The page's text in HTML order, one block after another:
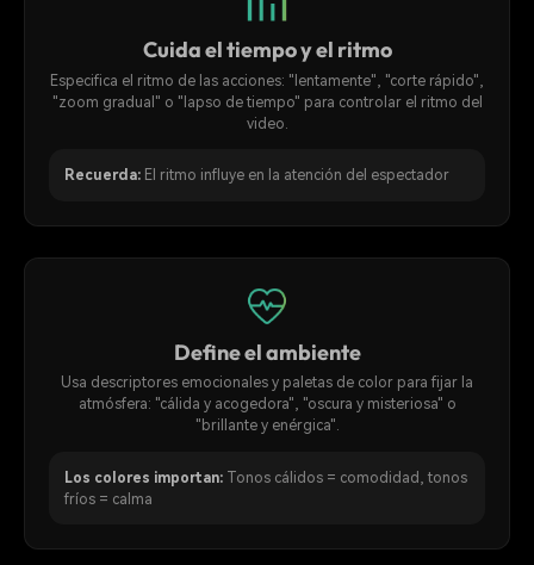
Cuida el tiempo y el ritmo
Especifica el ritmo de las acciones: "lentamente", "corte rápido",
"zoom gradual" o "lapso de tiempo" para controlar el ritmo del
video.
Recuerda: El ritmo influye en la atención del espectador
Define el ambiente
Usa descriptores emocionales y paletas de color para fijar la
atmósfera: "cálida y acogedora", "oscura y misteriosa" o
"brillante y enérgica".
Los colores importan: Tonos cálidos = comodidad, tonos
fríos = calma